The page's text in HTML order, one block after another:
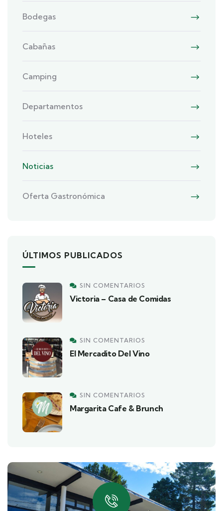
Bodegas
Cabañas
Camping
Departamentos
Hoteles
Noticias
Oferta Gastronómica
ÚLTIMOS PUBLICADOS
SIN COMENTARIOS
Victoria – Casa de Comidas
SIN COMENTARIOS
El Mercadito Del Vino
SIN COMENTARIOS
Margarita Cafe & Brunch